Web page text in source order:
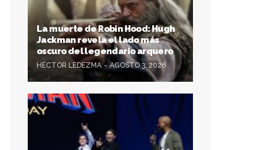
La muerte de Robin Hood: Hugh
Jackman revela el lado más
oscuro del legendario arquero
HÉCTOR LEDEZMA AGOSTO 3, 2026